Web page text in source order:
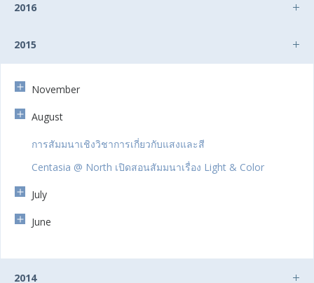
2016
2015
November
August
การสัมมนาเชิงวิชาการเกี่ยวกับแสงและสี
Centasia @ North เปิดสอนสัมมนาเรื่อง Light & Color
July
June
2014